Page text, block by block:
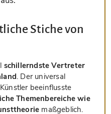
Stiche von
schillerndste Vertreter
. Der universal
beeinflusste
Themenbereiche wie
maßgeblich.